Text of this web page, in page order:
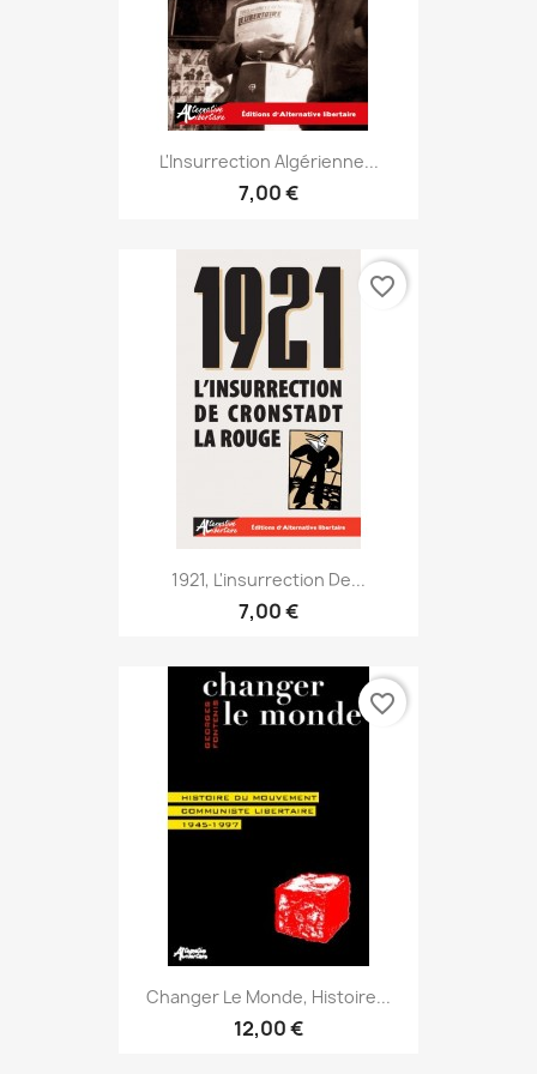
L'Insurrection Algérienne...
7,00 €
1921, L'insurrection De...
7,00 €
favorite_border
Changer Le Monde, Histoire...
12,00 €
favorite_border